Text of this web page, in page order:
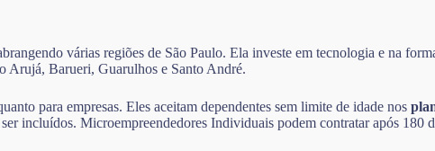
várias regiões de São Paulo. Ela investe em tecnologia e na
Arujá, Barueri, Guarulhos e Santo André.
para empresas. Eles aceitam dependentes sem limite de idade nos
incluídos. Microempreendedores Individuais podem contratar após 180